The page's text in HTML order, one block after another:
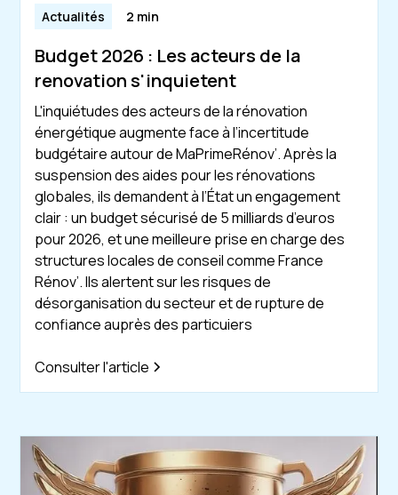
Actualités 2 min
Budget 2026 : Les acteurs de la
renovation s'inquietent
L'inquiétudes des acteurs de la rénovation
énergétique augmente face à l’incertitude
budgétaire autour de MaPrimeRénov’. Après la
suspension des aides pour les rénovations
globales, ils demandent à l’État un engagement
clair : un budget sécurisé de 5 milliards d’euros
pour 2026, et une meilleure prise en charge des
structures locales de conseil comme France
Rénov’. Ils alertent sur les risques de
désorganisation du secteur et de rupture de
confiance auprès des particuiers
Consulter l'article